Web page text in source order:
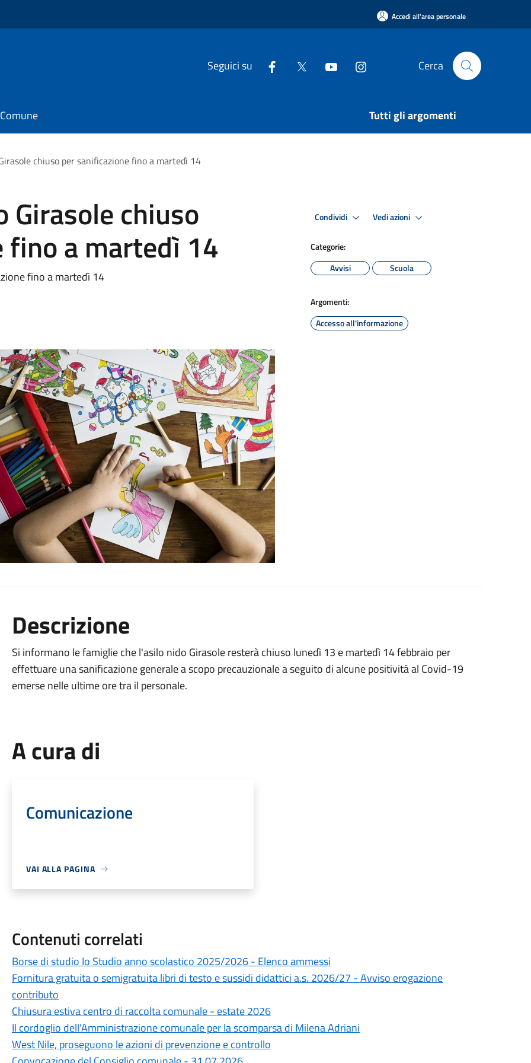
Accedi all'area personale
Seguici su Cerca
Tutti gli argomenti
chiuso per sanificazione fino a martedì 14
Girasole chiuso
a martedì 14
fino a martedì 14
Condividi Vedi azioni
Categorie:
Avvisi
Scuola
Argomenti:
Accesso all'informazione
Descrizione
Si informano le famiglie che l'asilo nido Girasole resterà chiuso lunedì 13 e martedì 14 febbraio per
effettuare una sanificazione generale a scopo precauzionale a seguito di alcune positività al Covid-19
emerse nelle ultime ore tra il personale.
A cura di
Comunicazione
VAI ALLA PAGINA
Contenuti correlati
Borse di studio Io Studio anno scolastico 2025/2026 - Elenco ammessi
Fornitura gratuita o semigratuita libri di testo e sussidi didattici a.s. 2026/27 - Avviso erogazione
contributo
Chiusura estiva centro di raccolta comunale - estate 2026
Il cordoglio dell'Amministrazione comunale per la scomparsa di Milena Adriani
West Nile, proseguono le azioni di prevenzione e controllo